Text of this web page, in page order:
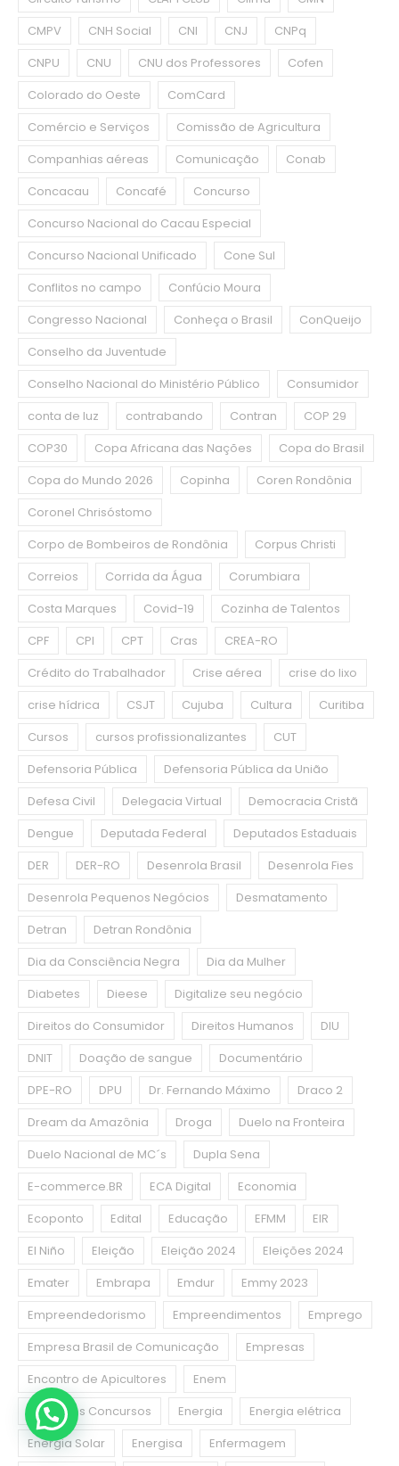
CMPV
CNH Social CNI CNJ
CNPq
CNPU
CNU CNU dos Professores
Cofen
Colorado do Oeste
ComCard
Comércio e Serviços
Comissão de Agricultura
Companhias aéreas
Comunicação
Conab
Concacau
Concafé
Concurso
Concurso Nacional do Cacau Especial
Concurso Nacional Unificado
Cone Sul
Conflitos no campo
Confúcio Moura
Congresso Nacional
Conheça o Brasil
ConQueijo
Conselho da Juventude
Conselho Nacional do Ministério Público
Consumidor
conta de luz
contrabando Contran
COP 29
COP30
Copa Africana das Nações
Copa do Brasil
Copa do Mundo 2026
Copinha
Coren Rondônia
Coronel Chrisóstomo
Corpo de Bombeiros de Rondônia
Corpus Christi
Correios
Corrida da Água
Corumbiara
Costa Marques
Covid-19
Cozinha de Talentos
CPF
CPI CPT Cras
CREA-RO
Crédito do Trabalhador
Crise aérea
crise do lixo
crise hídrica
CSJT Cujuba Cultura
Curitiba
Cursos
cursos profissionalizantes
CUT
Defensoria Pública
Defensoria Pública da União
Defesa Civil
Delegacia Virtual
Democracia Cristã
Dengue
Deputada Federal
Deputados Estaduais
DER
DER-RO Desenrola Brasil
Desenrola Fies
Desenrola Pequenos Negócios
Desmatamento
Detran
Detran Rondônia
Dia da Consciência Negra
Dia da Mulher
Diabetes
Dieese
Digitalize seu negócio
Direitos do Consumidor
Direitos Humanos
DIU
DNIT
Doação de sangue
Documentário
DPE-RO
DPU Dr. Fernando Máximo
Draco 2
Dream da Amazônia
Droga
Duelo na Fronteira
Duelo Nacional de MC´s
Dupla Sena
E-commerce.BR
ECA Digital
Economia
Ecoponto
Edital Educação EFMM
EIR
El Niño
Eleição Eleição 2024
Eleições 2024
Emater
Embrapa Emdur
Emmy 2023
Empreendedorismo
Empreendimentos
Emprego
Empresa Brasil de Comunicação
Empresas
Encontro de Apicultores
Enem
Enem dos Concursos
Energia
Energia elétrica
Energia Solar
Energisa Enfermagem